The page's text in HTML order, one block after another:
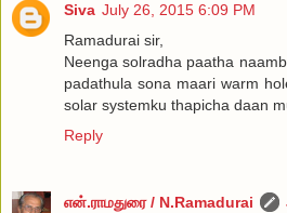
Siva July 26, 2015 6:09 PM
Ramadurai sir,
Neenga solradha paatha
padathula sona maari warm
solar systemku thapicha daan
Reply
என்.ராமதுரை / N.Ramadurai